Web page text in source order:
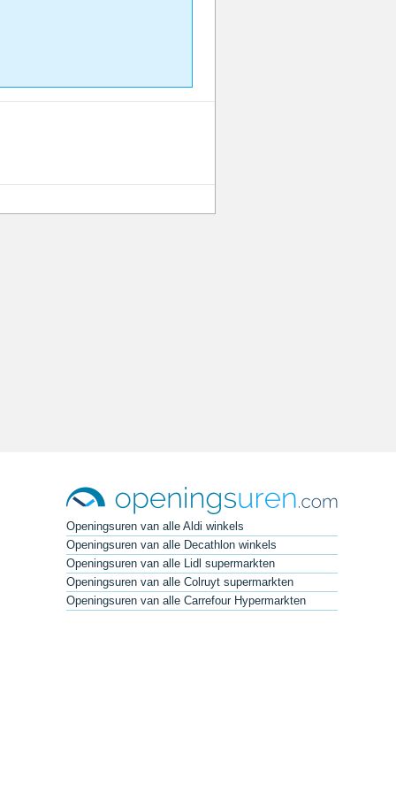
Openingsuren van alle Aldi winkels
Openingsuren van alle Decathlon winkels
Openingsuren van alle Lidl supermarkten
Openingsuren van alle Colruyt supermarkten
Openingsuren van alle Carrefour Hypermarkten